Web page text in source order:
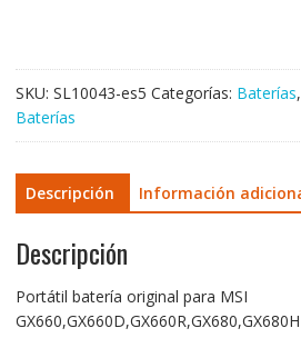
SKU: SL10043-es5 Categorías: Baterías,
Baterías
Descripción Información
Descripción
Portátil batería original para MSI
GX660,GX660D,GX660R,GX680,GX680H